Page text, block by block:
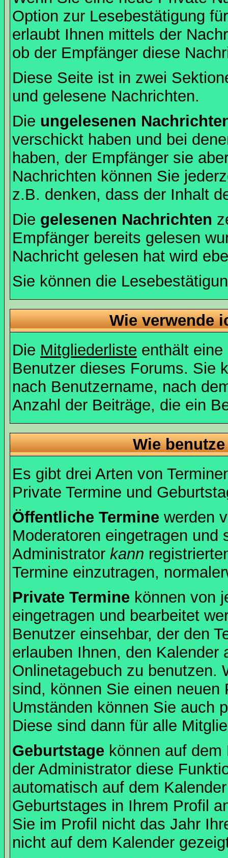
Option zur Lesebestätigung
erlaubt Ihnen mittels der
ob der Empfänger diese
Diese Seite ist in zwei
und gelesene Nachrichten.
Die ungelesenen
verschickt haben und bei
haben, der Empfänger sie
Nachrichten können Sie
z.B. denken, dass der Inhalt
Die gelesenen Nachrichten
Empfänger bereits gelesen
Nachricht gelesen hat wird
Sie können die
Wie verwende
Die Mitgliederliste enthält
Benutzer dieses Forums. Sie
nach Benutzername, nach
Anzahl der Beiträge, die ein
Wie
Es gibt drei Arten von
Private Termine und
Öffentliche Termine werden
Moderatoren eingetragen und
Administrator kann
Termine einzutragen,
Private Termine können von
eingetragen und bearbeitet
Benutzer einsehbar, der den
erlauben Ihnen, den
Onlinetagebuch zu benutzen.
sind, können Sie einen neuen
Umständen können Sie auch
Diese sind dann für alle
Geburtstage können auf
der Administrator diese
automatisch auf dem
Geburtstages in Ihrem Profil
Sie im Profil nicht das Jahr
nicht auf dem Kalender